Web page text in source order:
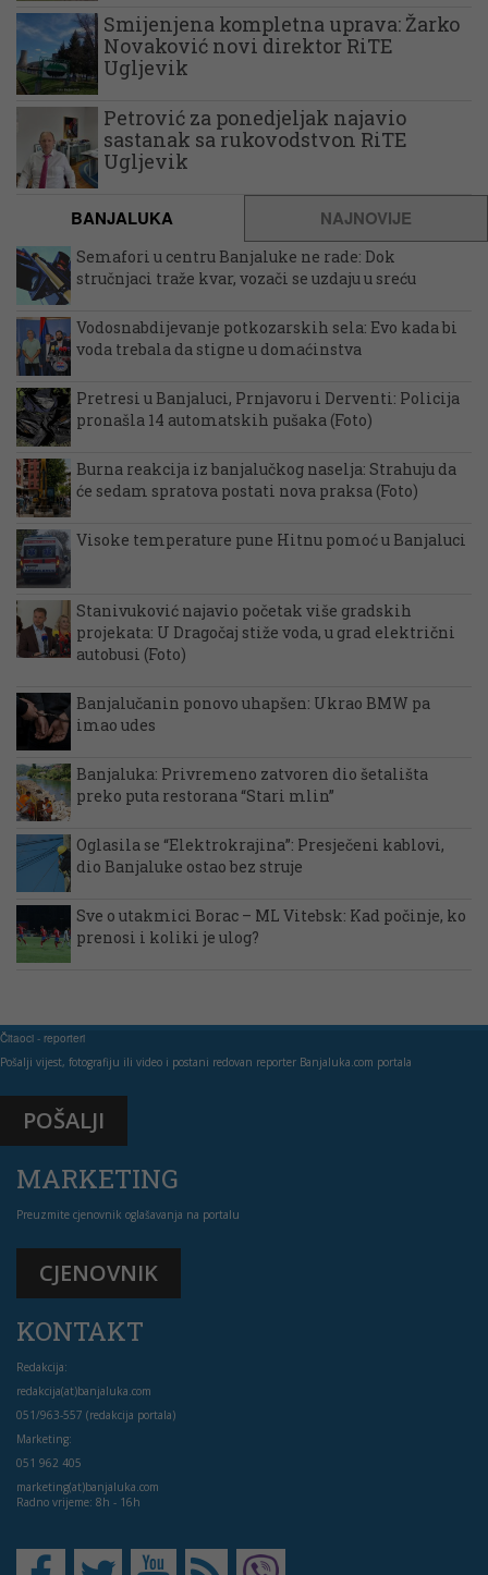
Smijenjena kompletna uprava: Žarko
Novaković novi direktor RiTE
Ugljevik
Petrović za ponedjeljak najavio
sastanak sa rukovodstvon RiTE
Ugljevik
BANJALUKA NAJNOVIJE
Semafori u centru Banjaluke ne rade: Dok
stručnjaci traže kvar, vozači se uzdaju u sreću
Vodosnabdijevanje potkozarskih sela: Evo kada bi
voda trebala da stigne u domaćinstva
Pretresi u Banjaluci, Prnjavoru i Derventi: Policija
pronašla 14 automatskih pušaka (Foto)
Burna reakcija iz banjalučkog naselja: Strahuju da
će sedam spratova postati nova praksa (Foto)
Visoke temperature pune Hitnu pomoć u Banjaluci
Stanivuković najavio početak više gradskih
projekata: U Dragočaj stiže voda, u grad električni
autobusi (Foto)
Banjalučanin ponovo uhapšen: Ukrao BMW pa
imao udes
Banjaluka: Privremeno zatvoren dio šetališta
preko puta restorana “Stari mlin”
Oglasila se “Elektrokrajina”: Presječeni kablovi,
dio Banjaluke ostao bez struje
Sve o utakmici Borac – ML Vitebsk: Kad počinje, ko
prenosi i koliki je ulog?
Čitaoci - reporteri
Pošalji vijest, fotografiju ili video i postani redovan reporter Banjaluka.com portala
POŠALJI
MARKETING
Preuzmite cjenovnik oglašavanja na portalu
CJENOVNIK
KONTAKT
Redakcija:
redakcija(at)banjaluka.com
051/963-557 (redakcija portala)
Marketing:
051 962 405
marketing(at)banjaluka.com
Radno vrijeme: 8h - 16h